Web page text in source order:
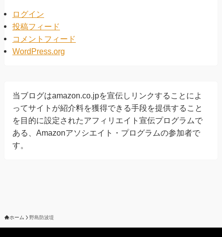
ログイン
投稿フィード
コメントフィード
WordPress.org
当ブログはamazon.co.jpを宣伝しリンクすることによ
ってサイトが紹介料を獲得できる手段を提供すること
を目的に設定されたアフィリエイト宣伝プログラムで
ある、Amazonアソシエイト・プログラムの参加者で
す。
ホーム 野島防波堤